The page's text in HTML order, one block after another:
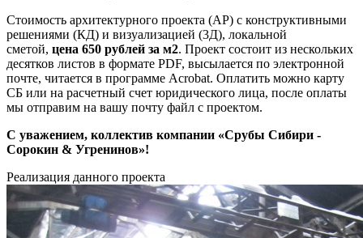
Стоимость архитектурного проекта (АР) с конструктивными
решениями (КД) и визуализацией (3Д), локальной
сметой, цена 650 рублей за м2. Проект состоит из нескольких
десятков листов в формате PDF, высылается по электронной
почте, читается в программе Acrobat. Оплатить можно карту
СБ или на расчетный счет юридического лица, после оплаты
мы отправим на вашу почту файл с проектом.
С уважением, коллектив компании «Срубы Сибири -
Сорокин & Угренинов»!
Реализация данного проекта